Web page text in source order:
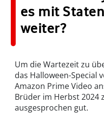
es mit
weiter?
Um die Wartezeit zu
das Halloween-Special
Amazon Prime Video
Brüder im Herbst 2024
ausgesprochen gut.